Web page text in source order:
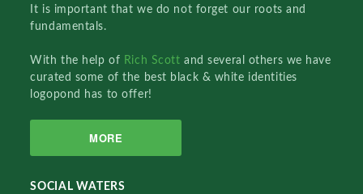
It is important that we do not forget our roots and
fundamentals.
With the help of Rich Scottand several others we have
curated some of the best black & white identities
logopond has to offer!
MORE
SOCIAL WATERS